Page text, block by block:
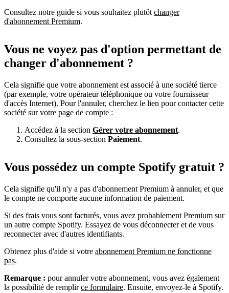
Consultez notre guide si vous souhaitez plutôt changer
d'abonnement Premium.
Vous ne voyez pas d'option permettant de
changer d'abonnement ?
Cela signifie que votre abonnement est associé à une société tierce
(par exemple, votre opérateur téléphonique ou votre fournisseur
d'accès Internet). Pour l'annuler, cherchez le lien pour contacter cette
société sur votre page de compte :
Accédez à la section Gérer votre abonnement.
Consultez la sous-section Paiement.
Vous possédez un compte Spotify gratuit ?
Cela signifie qu'il n'y a pas d'abonnement Premium à annuler, et que
le compte ne comporte aucune information de paiement.
Si des frais vous sont facturés, vous avez probablement Premium sur
un autre compte Spotify. Essayez de vous déconnecter et de vous
reconnecter avec d'autres identifiants.
Obtenez plus d'aide si votre abonnement Premium ne fonctionne
pas.
Remarque : pour annuler votre abonnement, vous avez également
la possibilité de remplirce formulaire. Ensuite, envoyez-le à Spotify.